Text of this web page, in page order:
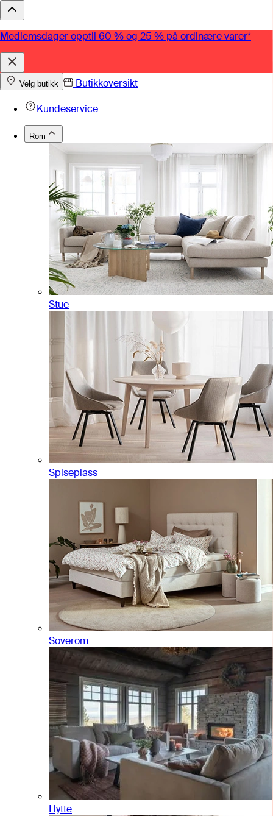
Medlemsdager opptil 60 % og 25 % på ordinære varer*
Velg butikk
Butikkoversikt
Kundeservice
Rom
Stue
Spiseplass
Soverom
Hytte